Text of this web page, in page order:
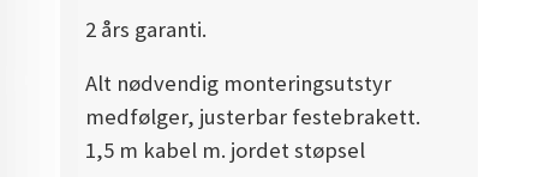
2 års garanti.
Alt nødvendig monteringsutstyr
medfølger, justerbar festebrakett.
1,5 m kabel m. jordet støpsel